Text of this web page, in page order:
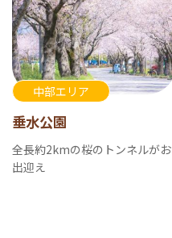
中部エリア
垂水公園
全長約2kmの桜のトンネルがお
出迎え